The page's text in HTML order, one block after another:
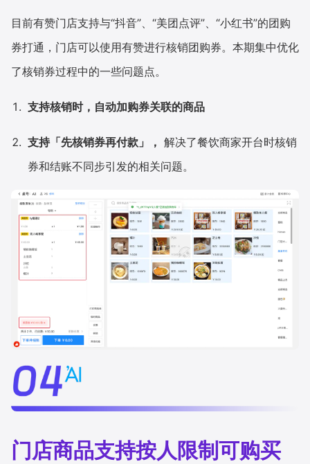
目前有赞门店支持与“抖音”、“美团点评”、“小红书”的团购
券打通，门店可以使用有赞进行核销团购券。本期集中优化
了核销券过程中的一些问题点。
支持核销时，自动加购券关联的商品
支持「先核销券再付款」， 解决了餐饮商家开台时核销
券和结账不同步引发的相关问题。
门店商品支持按人限制可购买